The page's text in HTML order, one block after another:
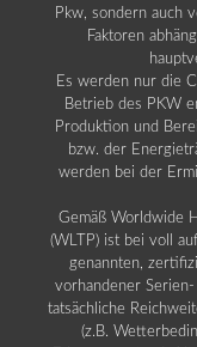
Pkw, sondern auch
Faktoren
Es werden nur die
Betrieb des PKW
Produktion und
bzw. der
werden bei der
Gemäß Worldwide
(WLTP) ist bei voll
genannten,
vorhandener
tatsächliche
(z.B.